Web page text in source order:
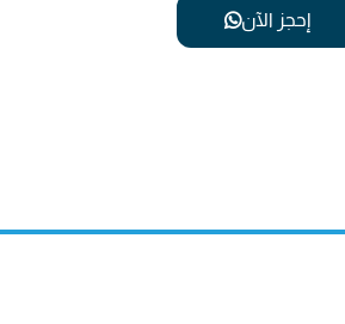
إحجز الآن